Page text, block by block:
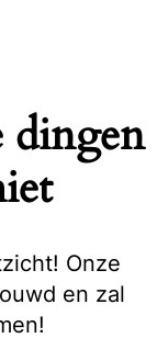
dingen
Onze
en zal